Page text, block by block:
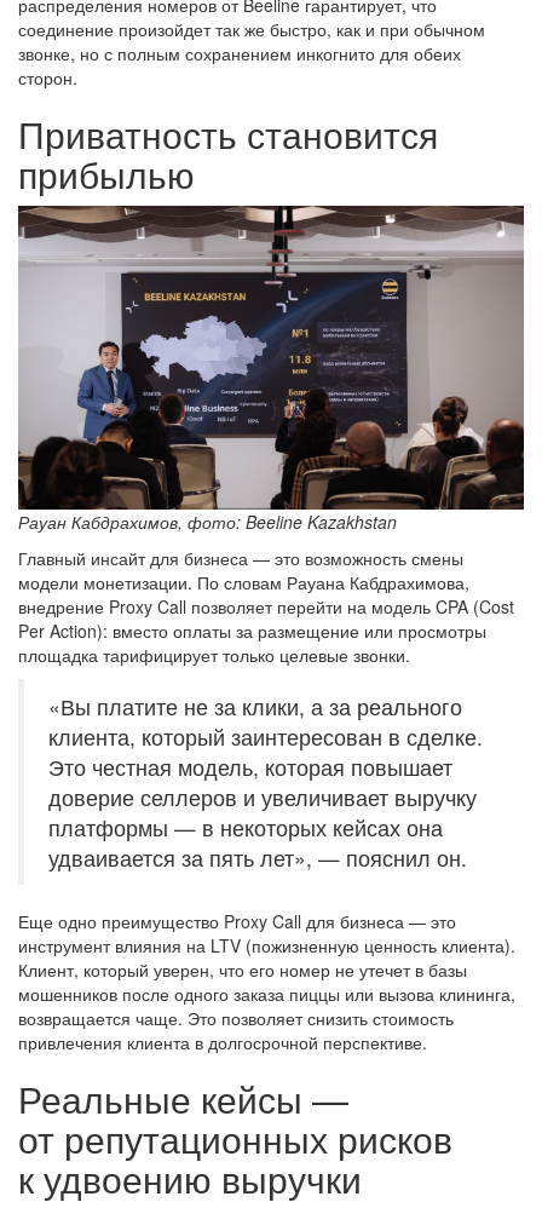
соединение произойдет так же быстро, как и при обычном
звонке, но с полным сохранением инкогнито для обеих
сторон.
Приватность становится
прибылью
Рауан Кабдрахимов, фото: Beeline Kazakhstan
Главный инсайт для бизнеса — это возможность смены
модели монетизации. По словам Рауана Кабдрахимова,
внедрение Proxy Call позволяет перейти на модель CPA (Cost
Per Action): вместо оплаты за размещение или просмотры
площадка тарифицирует только целевые звонки.
«Вы платите не за клики, а за реального
клиента, который заинтересован в сделке.
Это честная модель, которая повышает
доверие селлеров и увеличивает выручку
платформы — в некоторых кейсах она
удваивается за пять лет», — пояснил он.
Еще одно преимущество Proxy Call для бизнеса — это
инструмент влияния на LTV (пожизненную ценность клиента).
Клиент, который уверен, что его номер не утечет в базы
мошенников после одного заказа пиццы или вызова клининга,
возвращается чаще. Это позволяет снизить стоимость
привлечения клиента в долгосрочной перспективе.
Реальные кейсы —
от репутационных рисков
к удвоению выручки